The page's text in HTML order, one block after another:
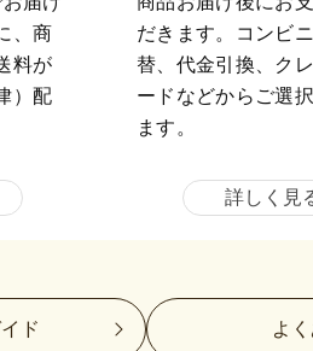
、商
料が
）配
だきます。コンビ
替、代金引換、ク
ードなどからご選
ます。
詳しく見
ド よ